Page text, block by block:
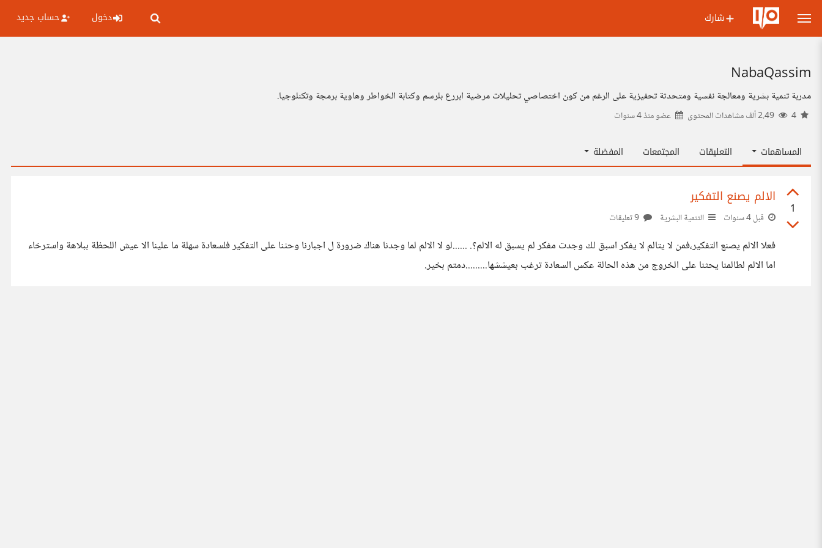
شارك دخول حساب جديد
NabaQassim
مدربة تنمية بشرية ومعالجة نفسية ومتحدثة تحفيزية على الرغم من كون اختصاصي تحليلات مرضية ابررع بلرسم وكتابة الخواطر وهاوية برمجة وتكنلوجيا.
عضو منذ4 سنوات
المساهمات التعليقات المجتمعات المفضلة
1
الالم يصنع التفكير
قبل 4 سنوات التنمية البشرية
فعلا الالم يصنع التفكير،فمن لا يتالم لا يفكر اسبق لك وجدت مفكر لم يسبق له الالم؟. ......لو لا الالم لما وجدنا هناك ضرورة ل اجبارنا وحثنا على التفكير فلسعادة سهلة ما علينا الا عيش اللحظة ببلاهة واسترخاء
اما الالم لطالمنا يحثنا على الخروج من هذه الحالة عكس السعادة ترغب بعيششها.........دمتم بخير.